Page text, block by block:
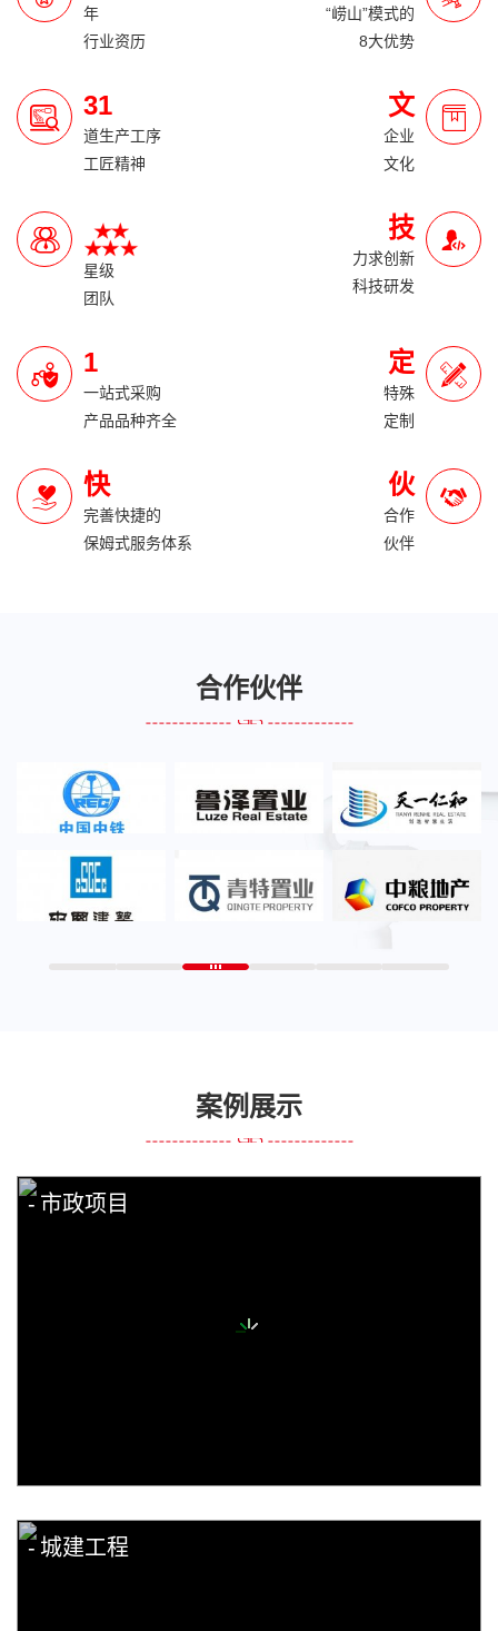
年
行业资历
“崂山”模式的
8大优势
31
道生产工序
工匠精神
文
企业
文化
星级
团队
技
力求创新
科技研发
1
一站式采购
产品品种齐全
定
特殊
定制
快
完善快捷的
保姆式服务体系
伙
合作
伙伴
合作伙伴
案例展示
市政项目
城建工程